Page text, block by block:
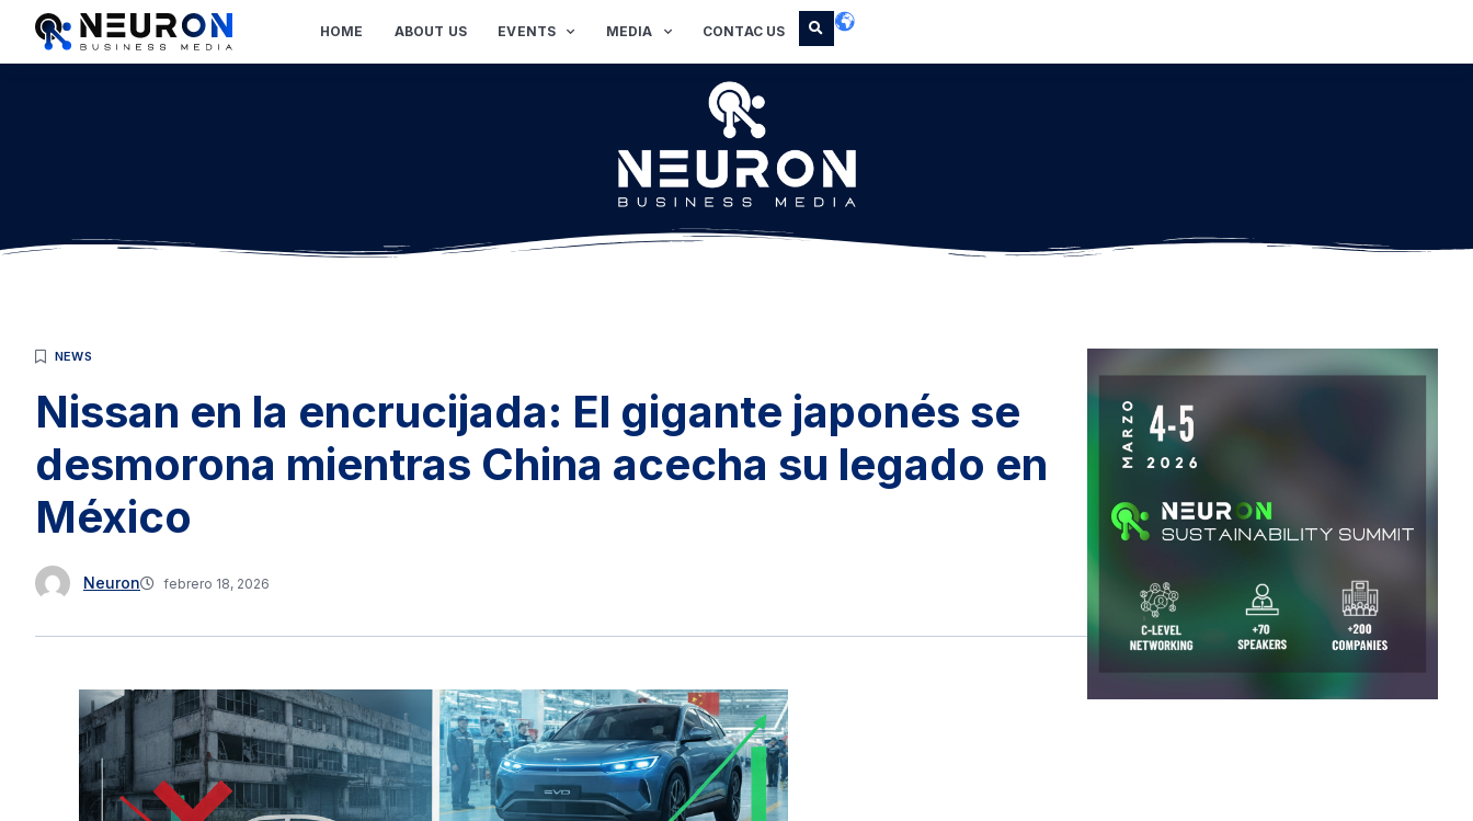
HOME ABOUT US EVENTS MEDIA CONTAC US
NEWS
Nissan en la encrucijada: El gigante japonés se
desmorona mientras China acecha su legado en
México
Neuron febrero 18, 2026